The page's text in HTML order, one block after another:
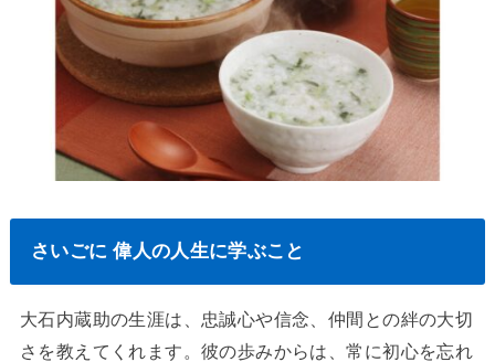
さいごに 偉人の人生に学ぶこと
大石内蔵助の生涯は、忠誠心や信念、仲間との絆の大切
さを教えてくれます。彼の歩みからは、常に初心を忘れ